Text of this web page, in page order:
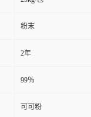
粉末
2年
99％
可可粉